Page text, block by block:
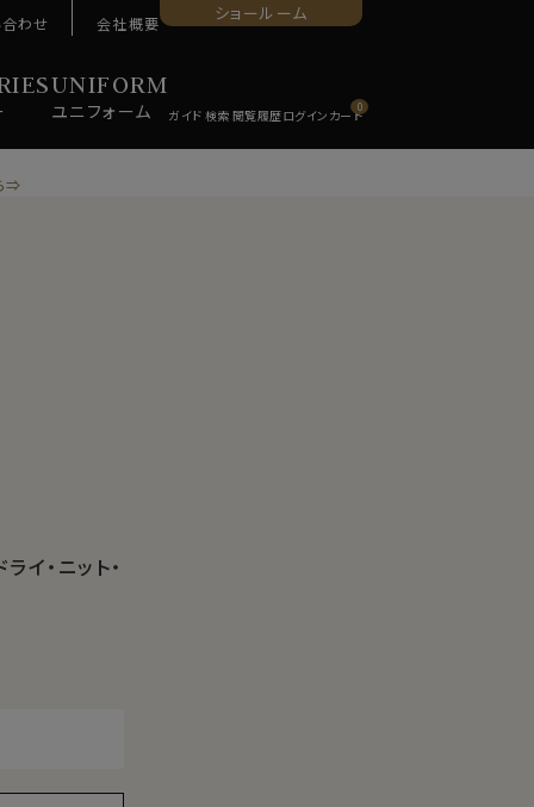
UNIFORM
ユニ フォーム
わせ 会社概要 ショールーム
0
⇒
イ・ニット・